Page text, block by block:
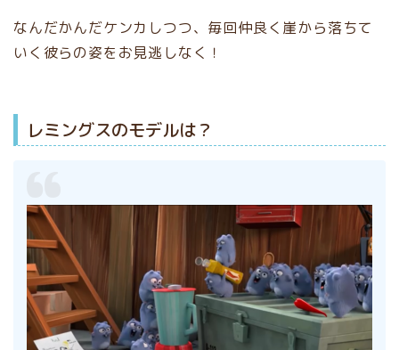
なんだかんだケンカしつつ、毎回仲良く崖から落ちて
いく彼らの姿をお見逃しなく！
レミングスのモデルは？